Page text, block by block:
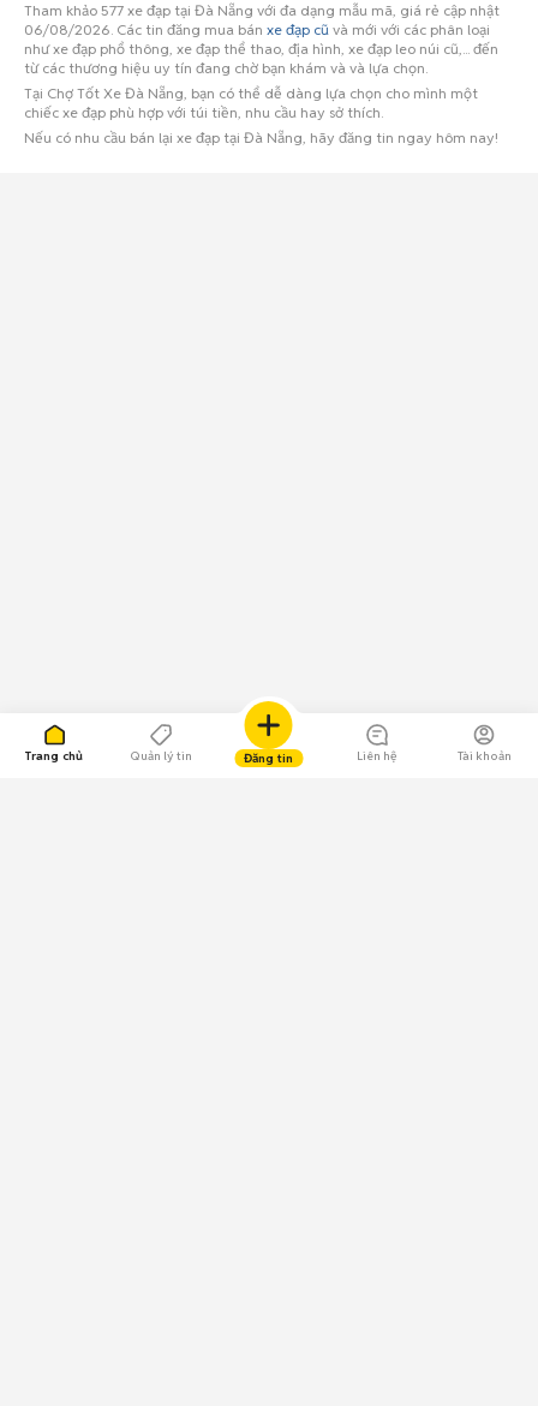
Trang chủ Quản lý tin Đăng tin Liên hệ Tài khoản
Tham khảo 577 xe đạp tại Đà Nẵng với đa dạng mẫu mã, giá rẻ cập nhật
06/08/2026. Các tin đăng mua bán xe đạp cũ và mới với các phân loại
như xe đạp phổ thông, xe đạp thể thao, địa hình, xe đạp leo núi cũ,... đến
từ các thương hiệu uy tín đang chờ bạn khám và và lựa chọn.
Tại Chợ Tốt Xe Đà Nẵng, bạn có thể dễ dàng lựa chọn cho mình một
chiếc xe đạp phù hợp với túi tiền, nhu cầu hay sở thích.
Nếu có nhu cầu bán lại xe đạp tại Đà Nẵng, hãy đăng tin ngay hôm nay!